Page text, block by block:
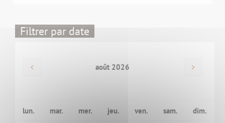
Filtrer par date
août 2026
lun. mar. mer. jeu. ven. sam. dim.